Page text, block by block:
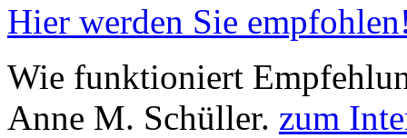
Hier werden Sie
Wie funktioniert
Anne M. Schüller. zum